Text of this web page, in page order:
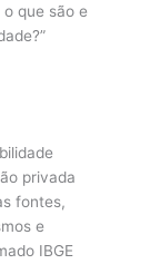
que são e
privada
fontes,
e
IBGE